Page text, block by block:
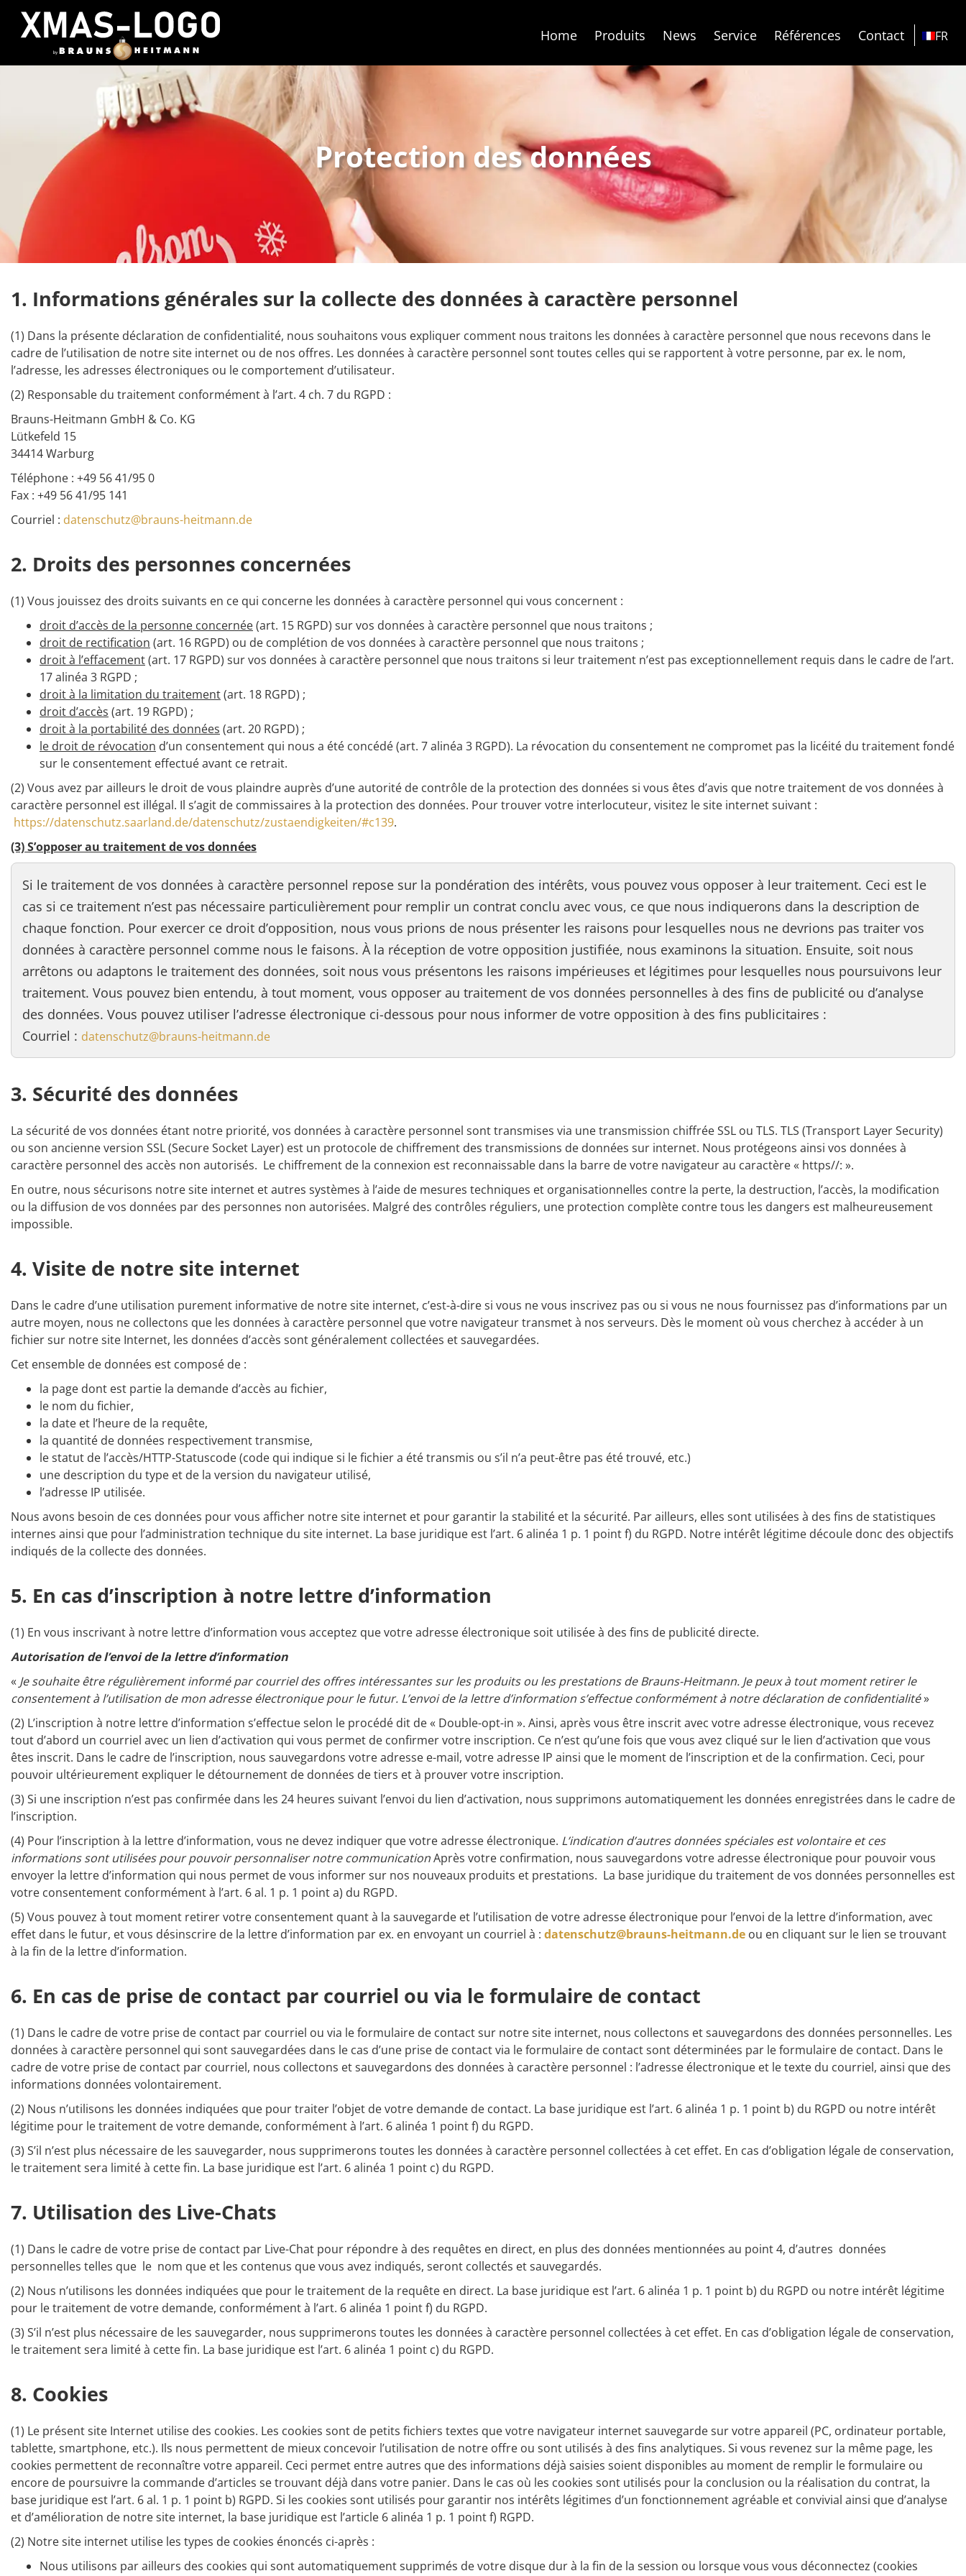
Home Produits News Service Références Contact FR
Protection des données
1. Informations générales sur la collecte des données à caractère personnel
(1) Dans la présente déclaration de confidentialité, nous souhaitons vous expliquer comment nous traitons les données à caractère personnel que nous recevons dans le
cadre de l’utilisation de notre site internet ou de nos offres. Les données à caractère personnel sont toutes celles qui se rapportent à votre personne, par ex. le nom,
l’adresse, les adresses électroniques ou le comportement d’utilisateur.
(2) Responsable du traitement conformément à l’art. 4 ch. 7 du RGPD :
Brauns-Heitmann GmbH & Co. KG
Lütkefeld 15
34414 Warburg
Téléphone : +49 56 41/95 0
Fax : +49 56 41/95 141
Courriel : datenschutz@brauns-heitmann.de
2. Droits des personnes concernées
(1) Vous jouissez des droits suivants en ce qui concerne les données à caractère personnel qui vous concernent :
droit d’accès de la personne concernée(art. 15 RGPD) sur vos données à caractère personnel que nous traitons ;
droit de rectification (art. 16 RGPD) ou de complétion de vos données à caractère personnel que nous traitons ;
droit à l’effacement(art. 17 RGPD) sur vos données à caractère personnel que nous traitons si leur traitement n’est pas exceptionnellement requis dans le cadre de l’art.
17 alinéa 3 RGPD ;
droit à la limitation du traitement(art. 18 RGPD) ;
droit d’accès (art. 19 RGPD) ;
droit à la portabilité des données (art. 20 RGPD) ;
le droit de révocation d’un consentement qui nous a été concédé (art. 7 alinéa 3 RGPD). La révocation du consentement ne compromet pas la licéité du traitement fondé
sur le consentement effectué avant ce retrait.
(2) Vous avez par ailleurs le droit de vous plaindre auprès d’une autorité de contrôle de la protection des données si vous êtes d’avis que notre traitement de vos données à
caractère personnel est illégal. Il s’agit de commissaires à la protection des données. Pour trouver votre interlocuteur, visitez le site internet suivant :
https://datenschutz.saarland.de/datenschutz/zustaendigkeiten/#c139.
(3) S’opposer au traitement de vos données
Si le traitement de vos données à caractère personnel repose sur la pondération des intérêts, vous pouvez vous opposer à leur traitement. Ceci est le
cas si ce traitement n’est pas nécessaire particulièrement pour remplir un contrat conclu avec vous, ce que nous indiquerons dans la description de
chaque fonction. Pour exercer ce droit d’opposition, nous vous prions de nous présenter les raisons pour lesquelles nous ne devrions pas traiter vos
données à caractère personnel comme nous le faisons. À la réception de votre opposition justifiée, nous examinons la situation. Ensuite, soit nous
arrêtons ou adaptons le traitement des données, soit nous vous présentons les raisons impérieuses et légitimes pour lesquelles nous poursuivons leur
traitement. Vous pouvez bien entendu, à tout moment, vous opposer au traitement de vos données personnelles à des fins de publicité ou d’analyse
des données. Vous pouvez utiliser l’adresse électronique ci-dessous pour nous informer de votre opposition à des fins publicitaires :
Courriel : datenschutz@brauns-heitmann.de
3. Sécurité des données
La sécurité de vos données étant notre priorité, vos données à caractère personnel sont transmises via une transmission chiffrée SSL ou TLS. TLS (Transport Layer Security)
ou son ancienne version SSL (Secure Socket Layer) est un protocole de chiffrement des transmissions de données sur internet. Nous protégeons ainsi vos données à
caractère personnel des accès non autorisés. Le chiffrement de la connexion est reconnaissable dans la barre de votre navigateur au caractère « https//: ».
En outre, nous sécurisons notre site internet et autres systèmes à l’aide de mesures techniques et organisationnelles contre la perte, la destruction, l’accès, la modification
ou la diffusion de vos données par des personnes non autorisées. Malgré des contrôles réguliers, une protection complète contre tous les dangers est malheureusement
impossible.
4. Visite de notre site internet
Dans le cadre d’une utilisation purement informative de notre site internet, c’est-à-dire si vous ne vous inscrivez pas ou si vous ne nous fournissez pas d’informations par un
autre moyen, nous ne collectons que les données à caractère personnel que votre navigateur transmet à nos serveurs. Dès le moment où vous cherchez à accéder à un
fichier sur notre site Internet, les données d’accès sont généralement collectées et sauvegardées.
Cet ensemble de données est composé de :
la page dont est partie la demande d’accès au fichier,
le nom du fichier,
la date et l’heure de la requête,
la quantité de données respectivement transmise,
le statut de l’accès/HTTP-Statuscode (code qui indique si le fichier a été transmis ou s’il n’a peut-être pas été trouvé, etc.)
une description du type et de la version du navigateur utilisé,
l’adresse IP utilisée.
Nous avons besoin de ces données pour vous afficher notre site internet et pour garantir la stabilité et la sécurité. Par ailleurs, elles sont utilisées à des fins de statistiques
internes ainsi que pour l’administration technique du site internet. La base juridique est l’art. 6 alinéa 1 p. 1 point f) du RGPD. Notre intérêt légitime découle donc des objectifs
indiqués de la collecte des données.
5. En cas d’inscription à notre lettre d’information
(1) En vous inscrivant à notre lettre d’information vous acceptez que votre adresse électronique soit utilisée à des fins de publicité directe.
Autorisation de l’envoi de la lettre d’information
« Je souhaite être régulièrement informé par courriel des offres intéressantes sur les produits ou les prestations de Brauns-Heitmann. Je peux à tout moment retirer le
consentement à l’utilisation de mon adresse électronique pour le futur. L’envoi de la lettre d’information s’effectue conformément à notre déclaration de confidentialité»
(2) L’inscription à notre lettre d’information s’effectue selon le procédé dit de « Double-opt-in ». Ainsi, après vous être inscrit avec votre adresse électronique, vous recevez
tout d’abord un courriel avec un lien d’activation qui vous permet de confirmer votre inscription. Ce n’est qu’une fois que vous avez cliqué sur le lien d’activation que vous
êtes inscrit. Dans le cadre de l’inscription, nous sauvegardons votre adresse e-mail, votre adresse IP ainsi que le moment de l’inscription et de la confirmation. Ceci, pour
pouvoir ultérieurement expliquer le détournement de données de tiers et à prouver votre inscription.
(3) Si une inscription n’est pas confirmée dans les 24 heures suivant l’envoi du lien d’activation, nous supprimons automatiquement les données enregistrées dans le cadre de
l’inscription.
(4) Pour l’inscription à la lettre d’information, vous ne devez indiquer que votre adresse électronique. L’indication d’autres données spéciales est volontaire et ces
informations sont utilisées pour pouvoir personnaliser notre communicationAprès votre confirmation, nous sauvegardons votre adresse électronique pour pouvoir vous
envoyer la lettre d’information qui nous permet de vous informer sur nos nouveaux produits et prestations. La base juridique du traitement de vos données personnelles est
votre consentement conformément à l’art. 6 al. 1 p. 1 point a) du RGPD.
(5) Vous pouvez à tout moment retirer votre consentement quant à la sauvegarde et l’utilisation de votre adresse électronique pour l’envoi de la lettre d’information, avec
effet dans le futur, et vous désinscrire de la lettre d’information par ex. en envoyant un courriel à : datenschutz@brauns-heitmann.de ou en cliquant sur le lien se trouvant
à la fin de la lettre d’information.
6. En cas de prise de contact par courriel ou via le formulaire de contact
(1) Dans le cadre de votre prise de contact par courriel ou via le formulaire de contact sur notre site internet, nous collectons et sauvegardons des données personnelles. Les
données à caractère personnel qui sont sauvegardées dans le cas d’une prise de contact via le formulaire de contact sont déterminées par le formulaire de contact. Dans le
cadre de votre prise de contact par courriel, nous collectons et sauvegardons des données à caractère personnel : l’adresse électronique et le texte du courriel, ainsi que des
informations données volontairement.
(2) Nous n’utilisons les données indiquées que pour traiter l’objet de votre demande de contact. La base juridique est l’art. 6 alinéa 1 p. 1 point b) du RGPD ou notre intérêt
légitime pour le traitement de votre demande, conformément à l’art. 6 alinéa 1 point f) du RGPD.
(3) S’il n’est plus nécessaire de les sauvegarder, nous supprimerons toutes les données à caractère personnel collectées à cet effet. En cas d’obligation légale de conservation,
le traitement sera limité à cette fin. La base juridique est l’art. 6 alinéa 1 point c) du RGPD.
7. Utilisation des Live-Chats
(1) Dans le cadre de votre prise de contact par Live-Chat pour répondre à des requêtes en direct, en plus des données mentionnées au point 4, d’autres données
personnelles telles que le nom que et les contenus que vous avez indiqués, seront collectés et sauvegardés.
(2) Nous n’utilisons les données indiquées que pour le traitement de la requête en direct. La base juridique est l’art. 6 alinéa 1 p. 1 point b) du RGPD ou notre intérêt légitime
pour le traitement de votre demande, conformément à l’art. 6 alinéa 1 point f) du RGPD.
(3) S’il n’est plus nécessaire de les sauvegarder, nous supprimerons toutes les données à caractère personnel collectées à cet effet. En cas d’obligation légale de conservation,
le traitement sera limité à cette fin. La base juridique est l’art. 6 alinéa 1 point c) du RGPD.
8. Cookies
(1) Le présent site Internet utilise des cookies. Les cookies sont de petits fichiers textes que votre navigateur internet sauvegarde sur votre appareil (PC, ordinateur portable,
tablette, smartphone, etc.). Ils nous permettent de mieux concevoir l’utilisation de notre offre ou sont utilisés à des fins analytiques. Si vous revenez sur la même page, les
cookies permettent de reconnaître votre appareil. Ceci permet entre autres que des informations déjà saisies soient disponibles au moment de remplir le formulaire ou
encore de poursuivre la commande d’articles se trouvant déjà dans votre panier. Dans le cas où les cookies sont utilisés pour la conclusion ou la réalisation du contrat, la
base juridique est l’art. 6 al. 1 p. 1 point b) RGPD. Si les cookies sont utilisés pour garantir nos intérêts légitimes d’un fonctionnement agréable et convivial ainsi que d’analyse
et d’amélioration de notre site internet, la base juridique est l’article 6 alinéa 1 p. 1 point f) RGPD.
(2) Notre site internet utilise les types de cookies énoncés ci-après :
Nous utilisons par ailleurs des cookies qui sont automatiquement supprimés de votre disque dur à la fin de la session ou lorsque vous vous déconnectez (cookies